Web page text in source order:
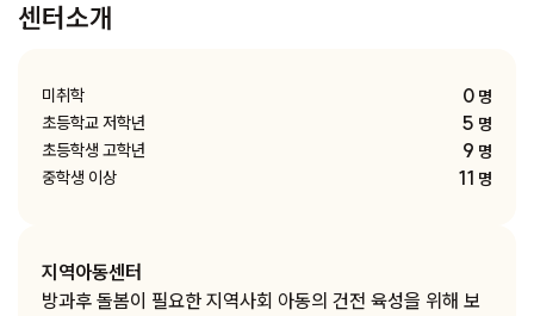
센터소개
미취학 0 명
초등학교 저학년
5 명
초등학생 고학년
9 명
중학생 이상
11 명
지역아동센터
방과후 돌봄이 필요한 지역사회 아동의 건전 육성을 위해 보